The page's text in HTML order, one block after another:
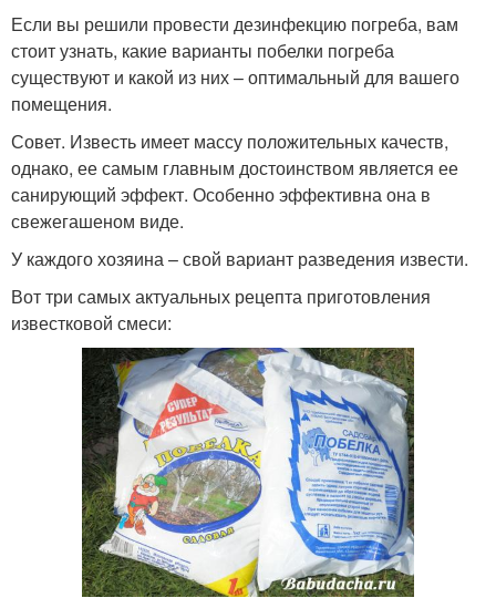
Если вы решили провести дезинфекцию погреба, вам
стоит узнать, какие варианты побелки погреба
существуют и какой из них – оптимальный для вашего
помещения.
Совет. Известь имеет массу положительных качеств,
однако, ее самым главным достоинством является ее
санирующий эффект. Особенно эффективна она в
свежегашеном виде.
У каждого хозяина – свой вариант разведения извести.
Вот три самых актуальных рецепта приготовления
известковой смеси: